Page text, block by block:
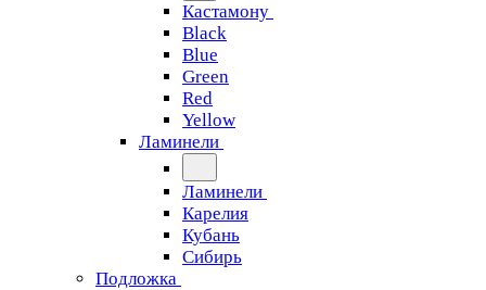
Кастамону
Black
Blue
Green
Red
Yellow
Ламинели
Ламинели
Карелия
Кубань
Сибирь
Подложка